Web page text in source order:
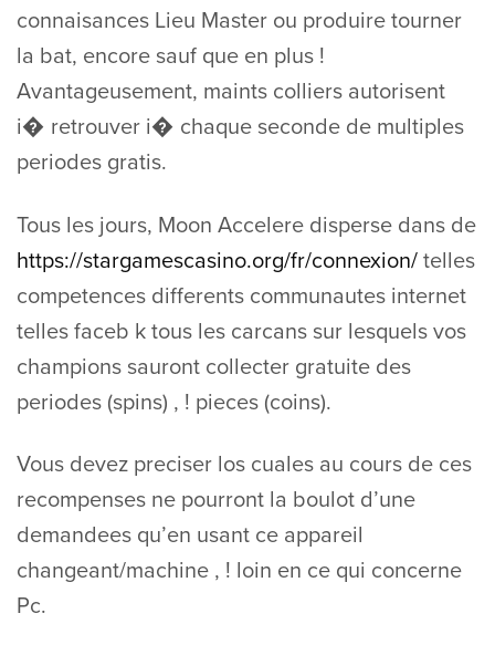
connaisances Lieu Master ou produire tourner
la bat, encore sauf que en plus !
Avantageusement, maints colliers autorisent
i� retrouver i� chaque seconde de multiples
periodes gratis.
Tous les jours, Moon Accelere disperse dans de
https://stargamescasino.org/fr/connexion/ telles
competences differents communautes internet
telles faceb k tous les carcans sur lesquels vos
champions sauront collecter gratuite des
periodes (spins) , ! pieces (coins).
Vous devez preciser los cuales au cours de ces
recompenses ne pourront la boulot d’une
demandees qu’en usant ce appareil
changeant/machine , ! loin en ce qui concerne
Pc.